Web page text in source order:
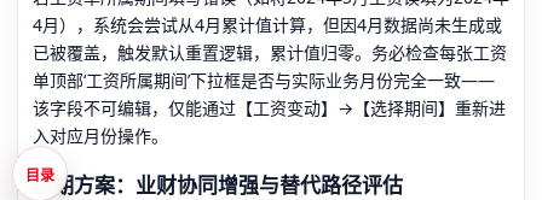
4月），系统会尝试从4月累计值计算，但因4月数据尚未生成或
已被覆盖，触发默认重置逻辑，累计值归零。务必检查每张工资
单顶部‘工资所属期间’下拉框是否与实际业务月份完全一致——
该字段不可编辑，仅能通过【工资变动】→【选择期间】重新进
入对应月份操作。
长期方案：业财协同增强与替代路径评估
目录